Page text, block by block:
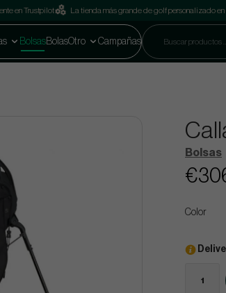
en Trustpilot La tienda más grande de golf personalizado en
BolsasBolasOtro Campañas
Bolsas
Color